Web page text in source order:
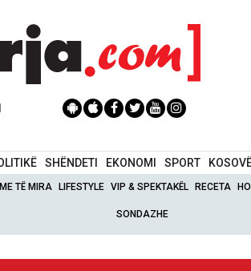
SHËNDETI EKONOMI SPORT
TË MIRA LIFESTYLE VIP & SPEKTAKËL RECETA
SONDAZHE